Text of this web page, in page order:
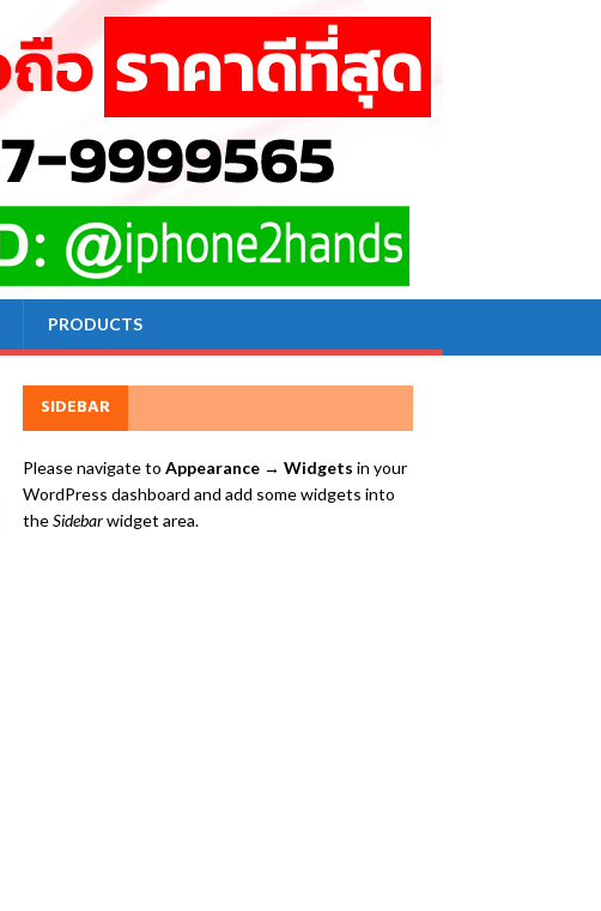
PRODUCTS
SIDEBAR
Please navigate to Appearance → Widgets in your
WordPress dashboard and add some widgets into
theSidebarwidget area.